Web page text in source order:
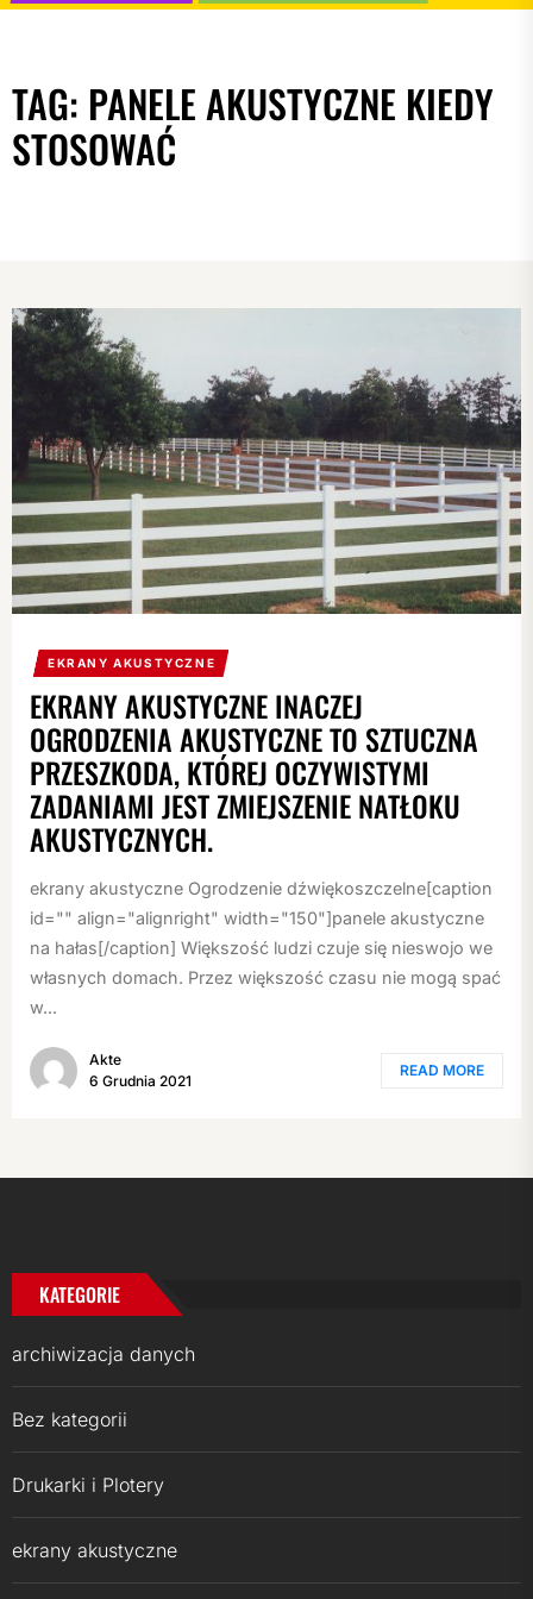
TAG: PANELE AKUSTYCZNE KIEDY
STOSOWAĆ
EKRANY AKUSTYCZNE
EKRANY AKUSTYCZNE INACZEJ
OGRODZENIA AKUSTYCZNE TO SZTUCZNA
PRZESZKODA, KTÓREJ OCZYWISTYMI
ZADANIAMI JEST ZMIEJSZENIE NATŁOKU
AKUSTYCZNYCH.
ekrany akustyczne Ogrodzenie dźwiękoszczelne[caption
id="" align="alignright" width="150"]panele akustyczne
na hałas[/caption] Większość ludzi czuje się nieswojo we
własnych domach. Przez większość czasu nie mogą spać
w...
Akte
6 Grudnia 2021
READ MORE
KATEGORIE
archiwizacja danych
Bez kategorii
Drukarki i Plotery
ekrany akustyczne